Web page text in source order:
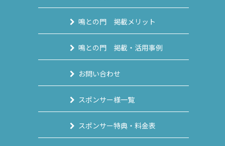
鳴との門 掲載メリット
鳴との門 掲載・活用事例
お問い合わせ
スポンサー様一覧
スポンサー特典・料金表